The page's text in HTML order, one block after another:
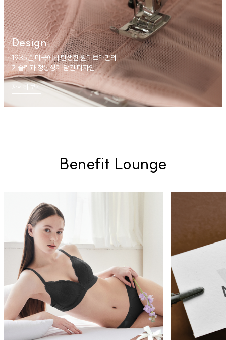
Design
1935년 미국에서 탄생한 원더브라만의
기술력과 정통성이 담긴 디자인
자세히 보기
Benefit Lounge